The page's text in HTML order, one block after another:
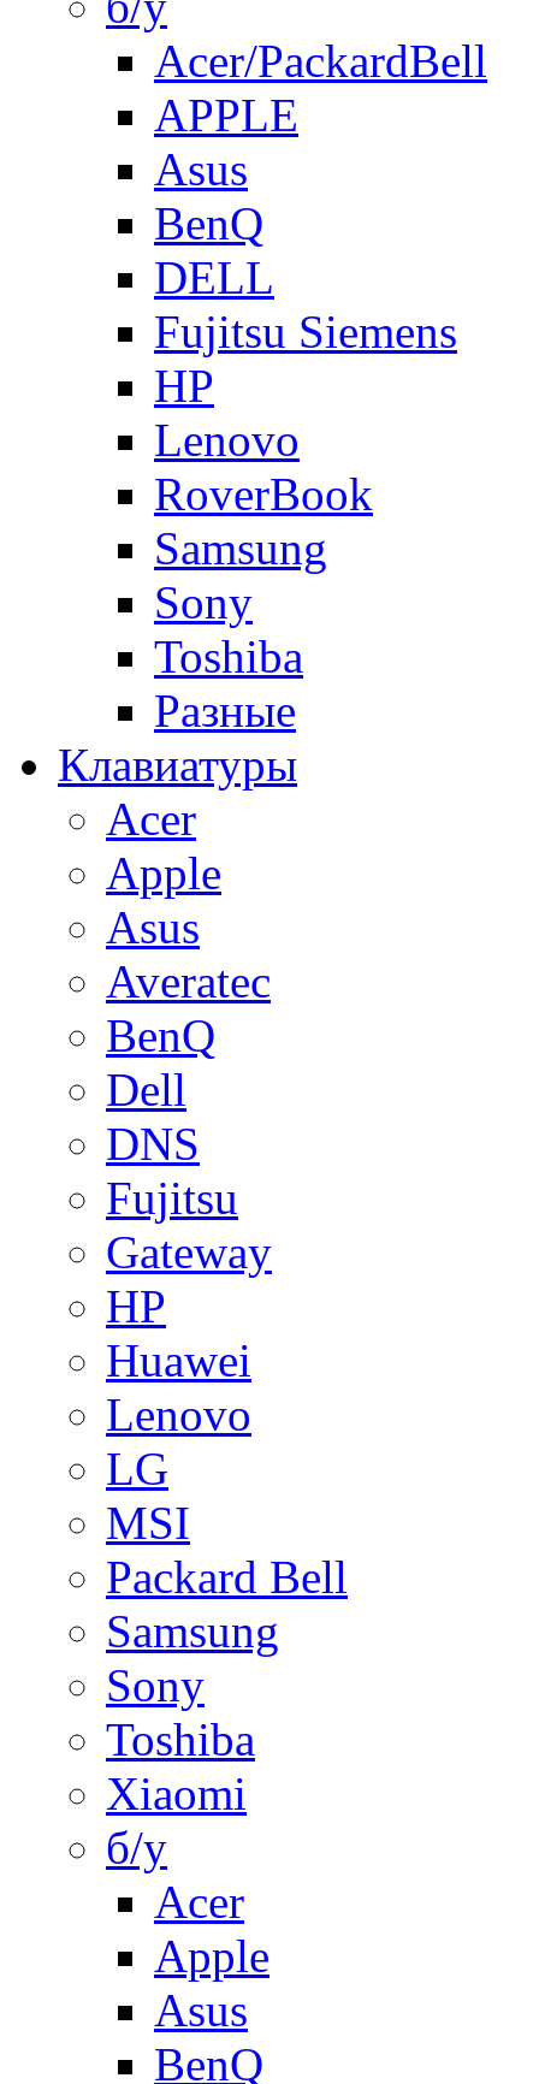
Acer/PackardBell
APPLE
Asus
BenQ
DELL
Fujitsu Siemens
HP
Lenovo
RoverBook
Samsung
Sony
Toshiba
Разные
Клавиатуры
Acer
Apple
Asus
Averatec
BenQ
Dell
DNS
Fujitsu
Gateway
HP
Huawei
Lenovo
LG
MSI
Packard Bell
Samsung
Sony
Toshiba
Xiaomi
б/у
Acer
Apple
Asus
BenQ